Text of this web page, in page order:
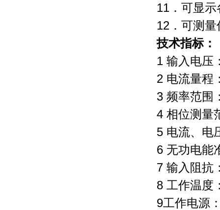
11．可显
12．可测
技术指标：
1 输入电压
2 电流量程
3 频率范
4 相位测量
5 电流、电
6 无功电能
7 输入阻抗
8 工作温
9工作电源